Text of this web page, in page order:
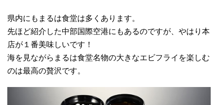
県内にもまるは食堂は多くあります。
先ほど紹介した中部国際空港にもあるのですが、やはり本
店が１番美味しいです！
海を見ながらまるは食堂名物の大きなエビフライを楽しむ
のは最高の贅沢です。